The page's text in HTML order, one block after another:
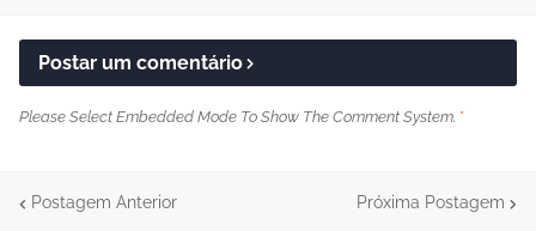
Postar um comentário
Please Select Embedded Mode To Show The Comment System. *
Postagem Anterior Próxima Postagem